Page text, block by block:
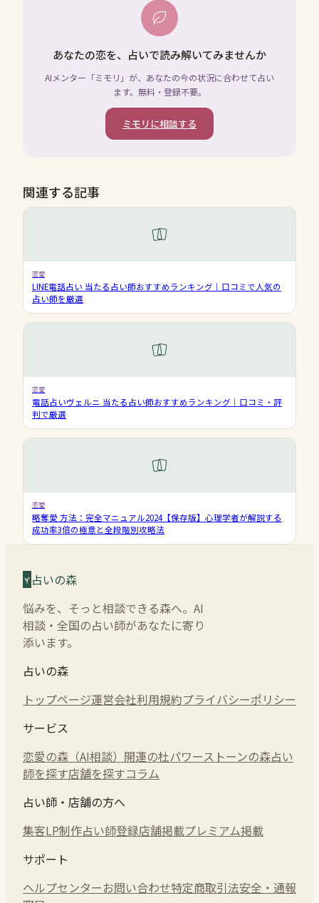
あなたの恋を、占いで読み解いてみませんか
AIメンター「ミモリ」が、あなたの今の状況に合わせて占い
ます。無料・登録不要。
ミモリに相談する
関連する記事
恋愛
LINE電話占い 当たる占い師おすすめランキング｜口コミで人気の
占い師を厳選
恋愛
電話占いヴェルニ 当たる占い師おすすめランキング｜口コミ・評
判で厳選
恋愛
略奪愛 方法：完全マニュアル2024【保存版】心理学者が解説する
成功率3倍の極意と全段階別攻略法
占いの森
悩みを、そっと相談できる森へ。AI
相談・全国の占い師があなたに寄り
添います。
占いの森
トップページ運営会社利用規約プライバシーポリシー
サービス
恋愛の森（AI相談） 開運の杜パワーストーンの森占い
師を探す店舗を探すコラム
占い師・店舗の方へ
集客LP制作占い師登録店舗掲載プレミアム掲載
サポート
ヘルプセンターお問い合わせ特定商取引法安全・通報